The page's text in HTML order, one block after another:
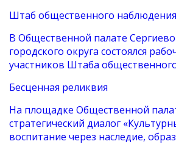
Штаб общественного наблюдения
В Общественной палате
городского округа состоялся
участников Штаба
Бесценная реликвия
На площадке Общественной
стратегический диалог
воспитание через наследие,